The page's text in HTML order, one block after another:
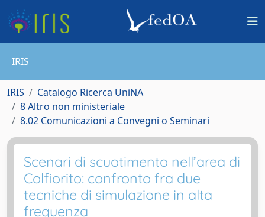
IRIS
IRIS
Catalogo Ricerca UniNA
8 Altro non ministeriale
8.02 Comunicazioni a Convegni o Seminari
Scenari di scuotimento nell’area di
Colfiorito: confronto fra due
tecniche di simulazione in alta
frequenza